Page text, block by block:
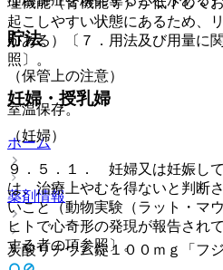
貯法
（保管上の注意）
室温保存。
ホーム
薬剤情報
炭酸リチウム錠１００ｍｇ「フジ
起こしやすい状態にあるため、
がある）〔７．用法及び用量に
照〕。
妊婦・授乳婦
（妊婦）
９．５．１． 妊婦又は妊娠し
は、治療上やむを得ないと判断
いこと（動物実験（ラット・マ
ヒトで心奇形の発現が報告され
する者の項参照〕。